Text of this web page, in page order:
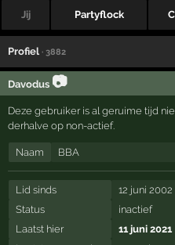
Jij Partyflock
Profiel · 3882
Davodus 📷
Deze gebruiker is al geruime tijd
derhalve op non-actief.
Naam BBA
Lid sinds
12 juni 2002
Status
inactief
Laatst hier
11 juni 2021